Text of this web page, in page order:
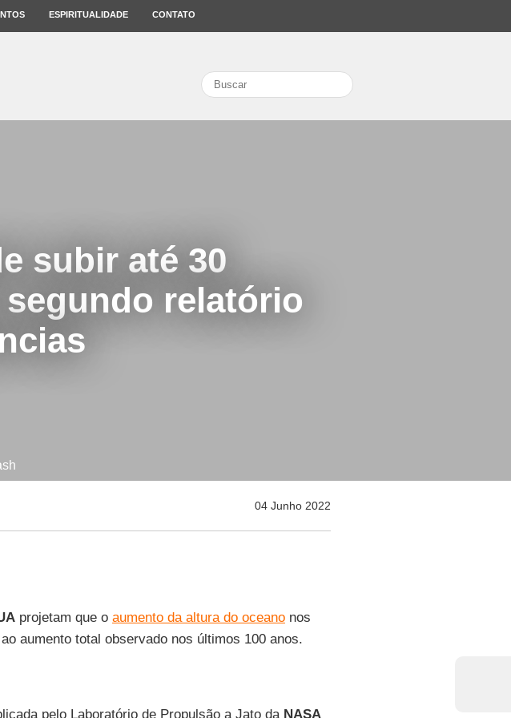
ESPIRITUALIDADE CONTATO
search
subir até 30
relatório
04 Junho 2022
projetam que o aumento da altura do oceanonos
aumento total observado nos últimos 100 anos.
pelo Laboratório de Propulsão a Jato da NASA